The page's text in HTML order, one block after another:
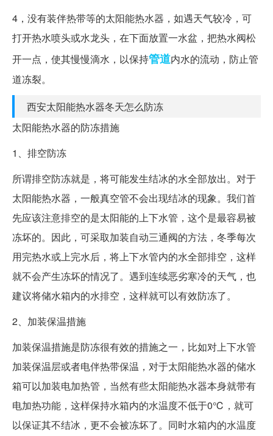
4，没有装伴热带等的太阳能热水器，如遇天气较冷，可
打开热水喷头或水龙头，在下面放置一水盆，把热水阀松
开一点，使其慢慢滴水，以保持管道内水的流动，防止管
道冻裂。
西安太阳能热水器冬天怎么防冻
太阳能热水器的防冻措施
1、排空防冻
所谓排空防冻就是，将可能发生结冰的水全部放出。对于
太阳能热水器，一般真空管不会出现结冰的现象。我们首
先应该注意排空的是太阳能的上下水管，这个是最容易被
冻坏的。因此，可采取加装自动三通阀的方法，冬季每次
用完热水或上完水后，将上下水管内的水全部排空，这样
就不会产生冻坏的情况了。遇到连续恶劣寒冷的天气，也
建议将储水箱内的水排空，这样就可以有效防冻了。
2、加装保温措施
加装保温措施是防冻很有效的措施之一，比如对上下水管
加装保温层或者电伴热带保温，对于太阳能热水器的储水
箱可以加装电加热管，当然有些太阳能热水器本身就带有
电加热功能，这样保持水箱内的水温度不低于0℃，就可
以保证其不结冰，更不会被冻坏了。同时水箱内的水温度